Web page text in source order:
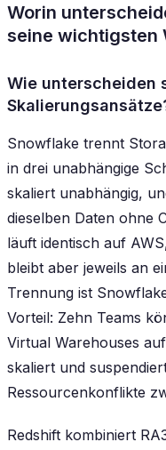
Worin
seine wichtigsten
Wie unterscheiden
Snowflake trennt
in drei unabhängige
skaliert unabhängig,
dieselben Daten ohne
läuft identisch auf
bleibt aber jeweils an
Trennung ist
Vorteil: Zehn Teams
Virtual Warehouses
skaliert und
Ressourcenkonflikte
Redshift kombiniert